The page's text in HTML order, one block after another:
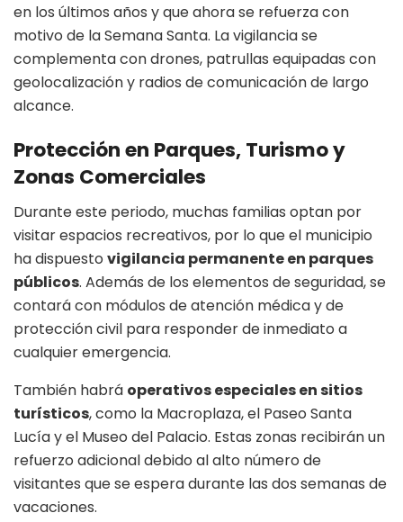
en los últimos años y que ahora se refuerza con
motivo de la Semana Santa. La vigilancia se
complementa con drones, patrullas equipadas con
geolocalización y radios de comunicación de largo
alcance.
Protección en Parques, Turismo y
Zonas Comerciales
Durante este periodo, muchas familias optan por
visitar espacios recreativos, por lo que el municipio
ha dispuesto vigilancia permanente en parques
públicos. Además de los elementos de seguridad, se
contará con módulos de atención médica y de
protección civil para responder de inmediato a
cualquier emergencia.
También habrá operativos especiales en sitios
turísticos, como la Macroplaza, el Paseo Santa
Lucía y el Museo del Palacio. Estas zonas recibirán un
refuerzo adicional debido al alto número de
visitantes que se espera durante las dos semanas de
vacaciones.